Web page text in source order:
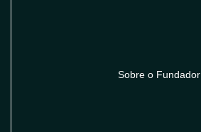
Sobre o Fundador